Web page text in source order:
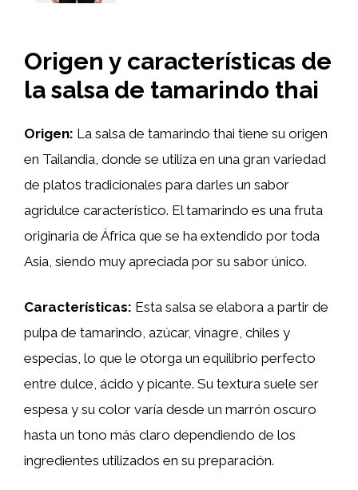
Origen y características de
la salsa de tamarindo thai
Origen: La salsa de tamarindo thai tiene su origen
en Tailandia, donde se utiliza en una gran variedad
de platos tradicionales para darles un sabor
agridulce característico. El tamarindo es una fruta
originaria de África que se ha extendido por toda
Asia, siendo muy apreciada por su sabor único.
Características: Esta salsa se elabora a partir de
pulpa de tamarindo, azúcar, vinagre, chiles y
especias, lo que le otorga un equilibrio perfecto
entre dulce, ácido y picante. Su textura suele ser
espesa y su color varía desde un marrón oscuro
hasta un tono más claro dependiendo de los
ingredientes utilizados en su preparación.